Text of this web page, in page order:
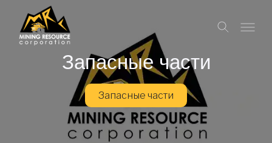
Запасные части
Запасные части